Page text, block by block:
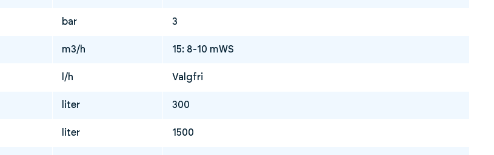
bar 3
m3/h 15: 8-10 mWS
l/h Valgfri
liter 300
liter 1500